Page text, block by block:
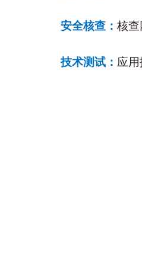
安全核查 ： 核
技术测试 ： 应